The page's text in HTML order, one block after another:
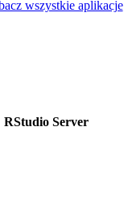
wszystkie aplikacje
RStudio Server